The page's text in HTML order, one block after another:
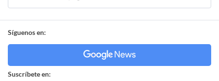
Síguenos en:
Suscríbete en: